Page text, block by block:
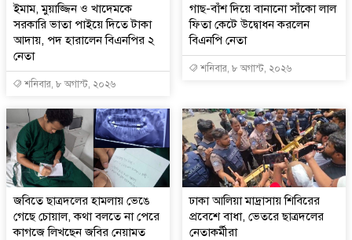
ইমাম, মুয়াজ্জিন ও খাদেমকে
সরকারি ভাতা পাইয়ে দিতে টাকা
আদায়, পদ হারালেন বিএনপির ২
নেতা
শনিবার, ৮ অগাস্ট, ২০২৬
গাছ-বাঁশ দিয়ে বানানো সাঁকো লাল
ফিতা কেটে উদ্বোধন করলেন
বিএনপি নেতা
শনিবার, ৮ অগাস্ট, ২০২৬
জবিতে ছাত্রদলের হামলায় ভেঙে
গেছে চোয়াল, কথা বলতে না পেরে
কাগজে লিখছেন জবির নেয়ামত
ঢাকা আলিয়া মাদ্রাসায় শিবিরের
প্রবেশে বাধা, ভেতরে ছাত্রদলের
নেতাকর্মীরা